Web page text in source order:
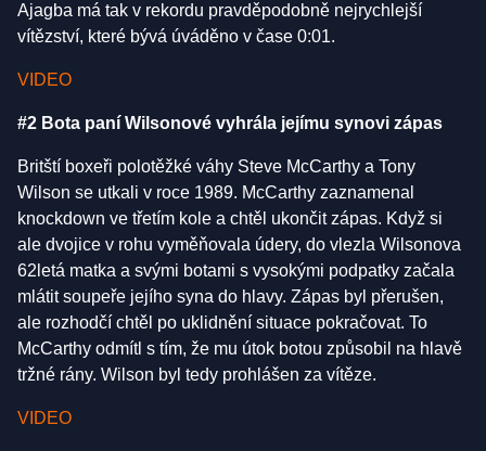
Ajagba má tak v rekordu pravděpodobně nejrychlejší
vítězství, které bývá úváděno v čase 0:01.
VIDEO
#2 Bota paní Wilsonové vyhrála jejímu synovi zápas
Britští boxeři polotěžké váhy Steve McCarthy a Tony
Wilson se utkali v roce 1989. McCarthy zaznamenal
knockdown ve třetím kole a chtěl ukončit zápas. Když si
ale dvojice v rohu vyměňovala údery, do vlezla Wilsonova
62letá matka a svými botami s vysokými podpatky začala
mlátit soupeře jejího syna do hlavy. Zápas byl přerušen,
ale rozhodčí chtěl po uklidnění situace pokračovat. To
McCarthy odmítl s tím, že mu útok botou způsobil na hlavě
tržné rány. Wilson byl tedy prohlášen za vítěze.
VIDEO